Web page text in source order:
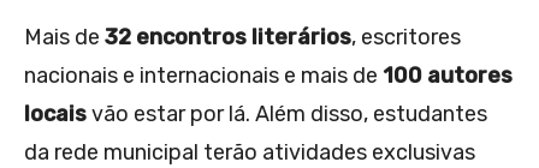
Mais de 32 encontros literários, escritores
nacionais e internacionais e mais de 100 autores
locaisvão estar por lá. Além disso, estudantes
da rede municipal terão atividades exclusivas